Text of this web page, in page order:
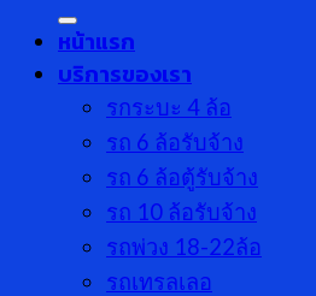
หน้าแรก
บริการของเรา
รกระบะ 4 ล้อ
รถ 6 ล้อรับจ้าง
รถ 6 ล้อตู้รับจ้าง
รถ 10 ล้อรับจ้าง
รถพ่วง 18-22ล้อ
รถเทรลเลอ